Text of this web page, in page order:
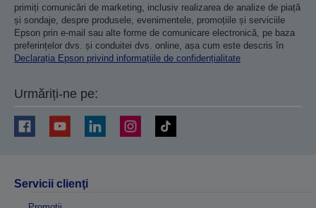
primiți comunicări de marketing, inclusiv realizarea de analize de piață
și sondaje, despre produsele, evenimentele, promoțiile și serviciile
Epson prin e-mail sau alte forme de comunicare electronică, pe baza
preferințelor dvs. și conduitei dvs. online, așa cum este descris în
Declarația Epson privind informațiile de confidențialitate
Urmăriți-ne pe:
Servicii clienţi